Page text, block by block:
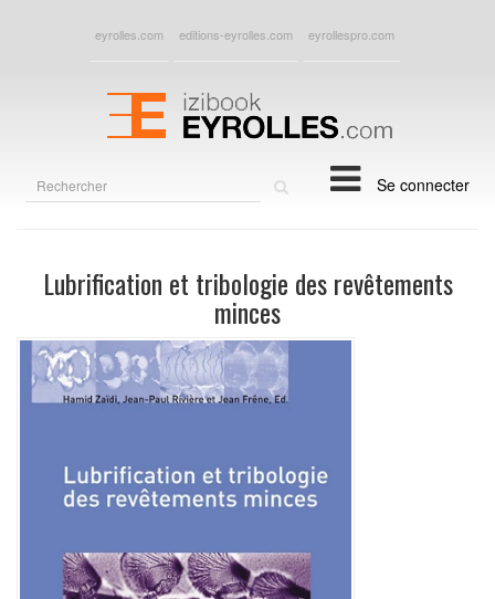
eyrolles.com editions-eyrolles.com eyrollespro.com
Se connecter
Lubrification et tribologie des revêtements
minces